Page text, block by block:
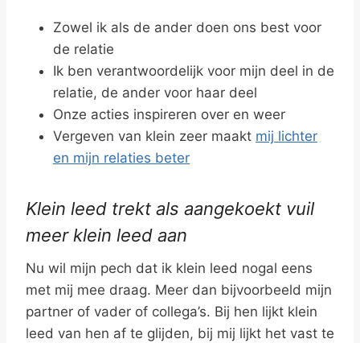
Zowel ik als de ander doen ons best voor
de relatie
Ik ben verantwoordelijk voor mijn deel in de
relatie, de ander voor haar deel
Onze acties inspireren over en weer
Vergeven van klein zeer maakt mij lichter
en mijn relaties beter
Klein leed trekt als aangekoekt vuil
meer klein leed aan
Nu wil mijn pech dat ik klein leed nogal eens
met mij mee draag. Meer dan bijvoorbeeld mijn
partner of vader of collega’s. Bij hen lijkt klein
leed van hen af te glijden, bij mij lijkt het vast te